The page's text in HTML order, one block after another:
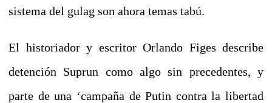
sistema del gulag son ahora temas tabú.
El historiador y escritor Orlando Figes describe
detención Suprun como algo sin precedentes, y
parte de una ‘campaña de Putin contra la libertad